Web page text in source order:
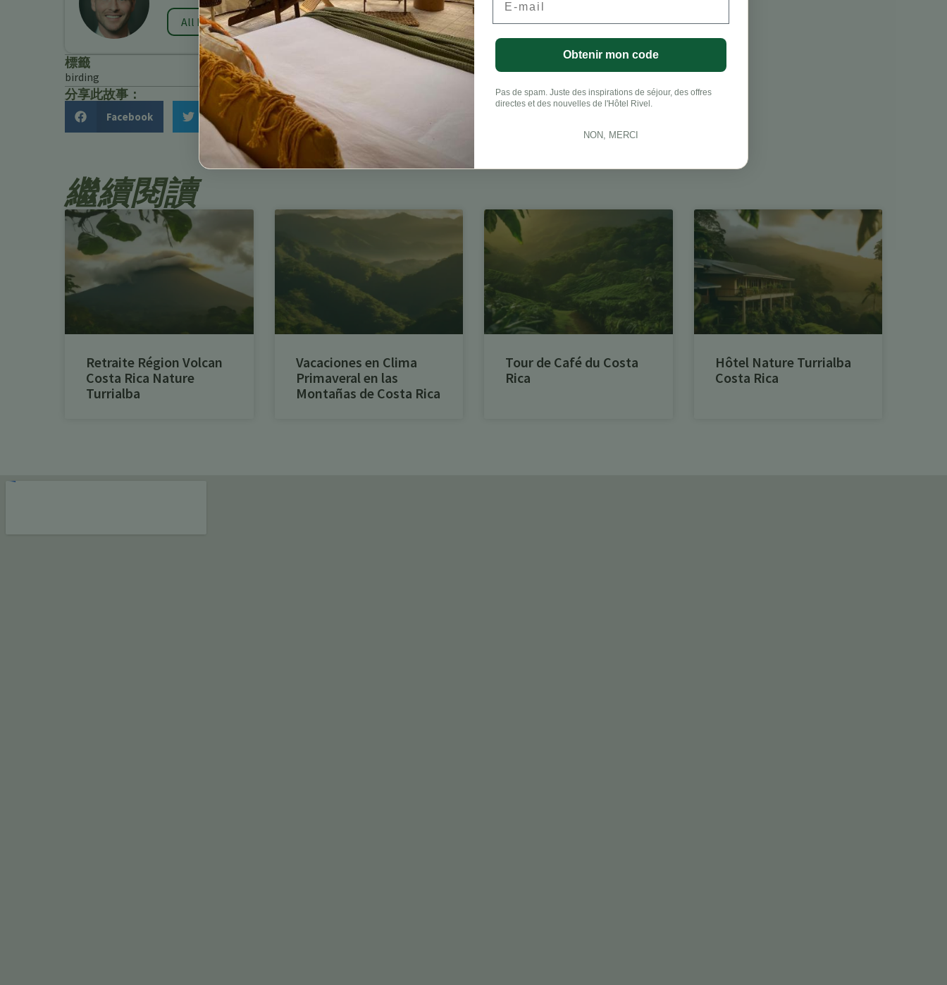
All Posts
標籤
birding
分享此故事：
Facebook Twitter LinkedIn
繼續閱讀
Retraite Région Volcan
Costa Rica Nature
Turrialba
Vacaciones en Clima
Primaveral en las
Montañas de Costa Rica
Tour de Café du Costa
Rica
Hôtel Nature Turrialba
Costa Rica
Obtenir mon code
Pas de spam. Juste des inspirations de séjour, des offres
directes et des nouvelles de l'Hôtel Rivel.
NON, MERCI